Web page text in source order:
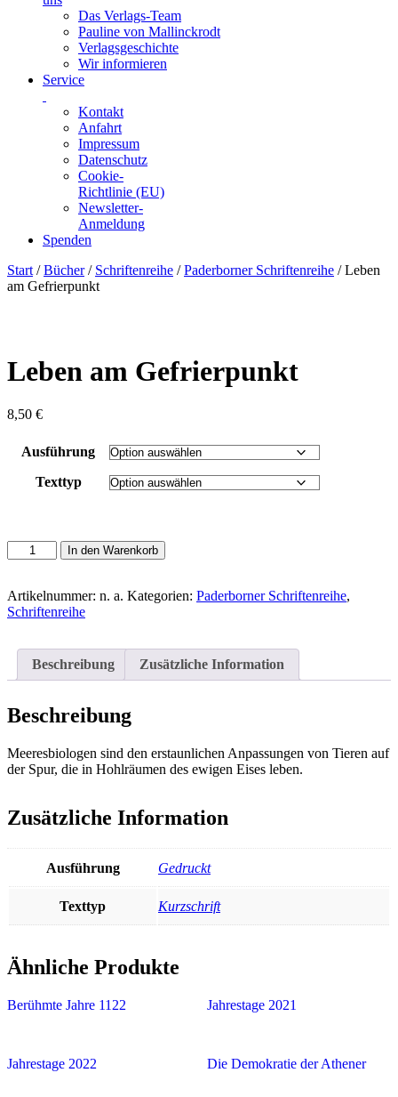
Das Verlags-Team
Pauline von Mallinckrodt
Verlagsgeschichte
Wir informieren
Service
Kontakt
Anfahrt
Impressum
Datenschutz
Cookie-
Richtlinie (EU)
Newsletter-
Anmeldung
Spenden
Skip
to
Start /Bücher/ Schriftenreihe /Paderborner Schriftenreihe / Leben
am Gefrierpunkt
Leben am Gefrierpunkt
8,50 €
Ausführung
Texttyp
Leben
am
Menge
In den Warenkorb
Artikelnummer: n. a. Kategorien: Paderborner Schriftenreihe,
Schriftenreihe
Beschreibung Zusätzliche Information
Beschreibung
Meeresbiologen sind den erstaunlichen Anpassungen von Tieren auf
der Spur, die in Hohlräumen des ewigen Eises leben.
Zusätzliche Information
Ausführung Gedruckt
Texttyp Kurzschrift
Ähnliche Produkte
Berühmte Jahre 1122 Jahrestage 2021
Jahrestage 2022 Die Demokratie der Athener